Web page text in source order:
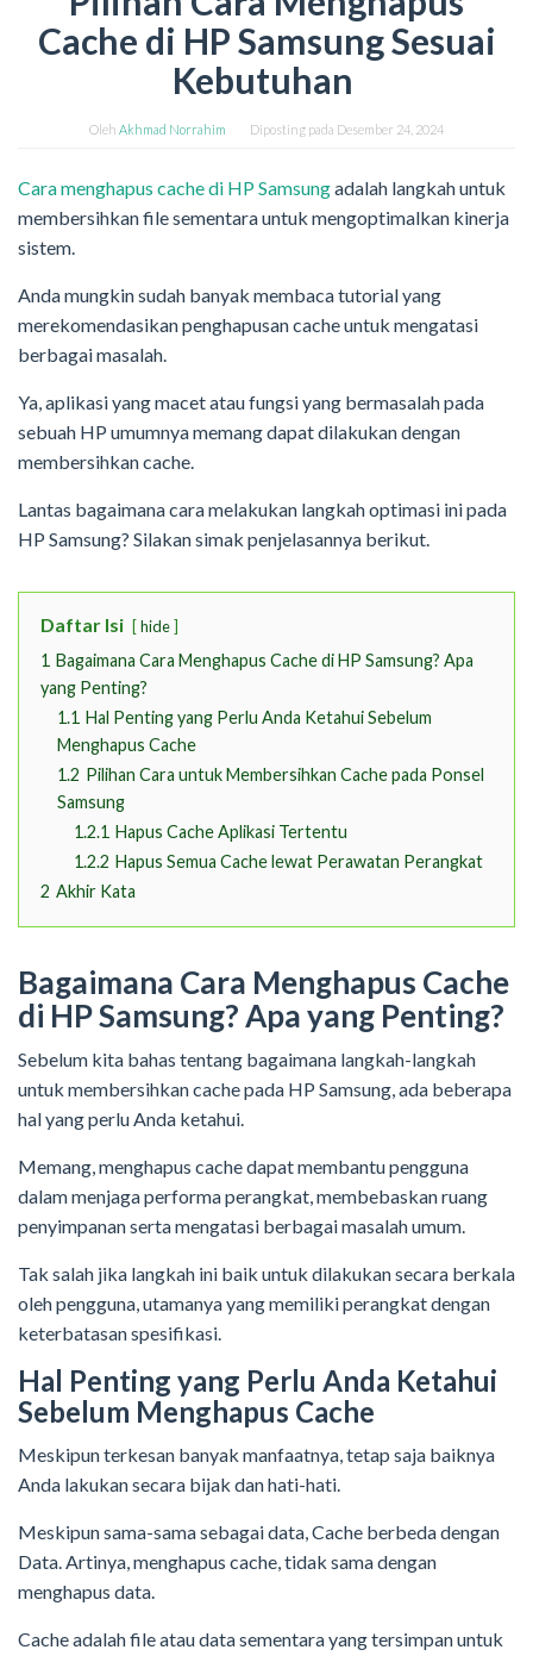
Cache di HP Samsung Sesuai
Kebutuhan
Oleh Akhmad Norrahim Diposting pada Desember 24, 2024
Cara menghapus cache di HP Samsungadalah langkah untuk
membersihkan file sementara untuk mengoptimalkan kinerja
sistem.
Anda mungkin sudah banyak membaca tutorial yang
merekomendasikan penghapusan cache untuk mengatasi
berbagai masalah.
Ya, aplikasi yang macet atau fungsi yang bermasalah pada
sebuah HP umumnya memang dapat dilakukan dengan
membersihkan cache.
Lantas bagaimana cara melakukan langkah optimasi ini pada
HP Samsung? Silakan simak penjelasannya berikut.
Daftar Isi hide
1 Bagaimana Cara Menghapus Cache di HP Samsung? Apa
yang Penting?
1.1 Hal Penting yang Perlu Anda Ketahui Sebelum
Menghapus Cache
1.2 Pilihan Cara untuk Membersihkan Cache pada Ponsel
Samsung
1.2.1 Hapus Cache Aplikasi Tertentu
1.2.2 Hapus Semua Cache lewat Perawatan Perangkat
2 Akhir Kata
Bagaimana Cara Menghapus Cache
di HP Samsung? Apa yang Penting?
Sebelum kita bahas tentang bagaimana langkah-langkah
untuk membersihkan cache pada HP Samsung, ada beberapa
hal yang perlu Anda ketahui.
Memang, menghapus cache dapat membantu pengguna
dalam menjaga performa perangkat, membebaskan ruang
penyimpanan serta mengatasi berbagai masalah umum.
Tak salah jika langkah ini baik untuk dilakukan secara berkala
oleh pengguna, utamanya yang memiliki perangkat dengan
keterbatasan spesifikasi.
Hal Penting yang Perlu Anda Ketahui
Sebelum Menghapus Cache
Meskipun terkesan banyak manfaatnya, tetap saja baiknya
Anda lakukan secara bijak dan hati-hati.
Meskipun sama-sama sebagai data, Cache berbeda dengan
Data. Artinya, menghapus cache, tidak sama dengan
menghapus data.
Cache adalah file atau data sementara yang tersimpan untuk